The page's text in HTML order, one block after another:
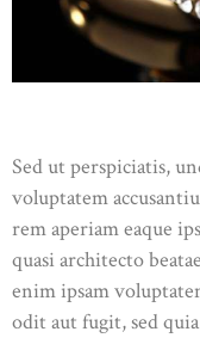
Sed ut perspiciatis,
voluptatem
rem aperiam eaque
quasi architecto
enim ipsam
odit aut fugit, sed